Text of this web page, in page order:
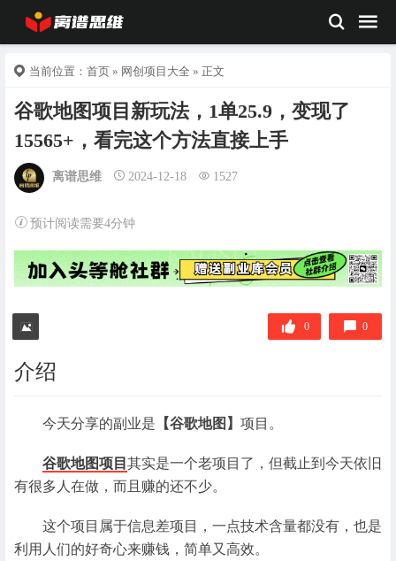
当前位置： 首页 » 网创项目大全 » 正文
谷歌地图项目新玩法，1单25.9，变现了
15565+，看完这个方法直接上手
离谱思维 2024-12-18 1527
预计阅读需要4分钟
0 0
介绍
今天分享的副业是 【谷歌地图】 项目。
谷歌地图项目 其实是一个老项目了，但截止到今天依旧
有很多人在做，而且赚的还不少。
这个项目属于信息差项目，一点技术含量都没有，也是
利用人们的好奇心来赚钱，简单又高效。